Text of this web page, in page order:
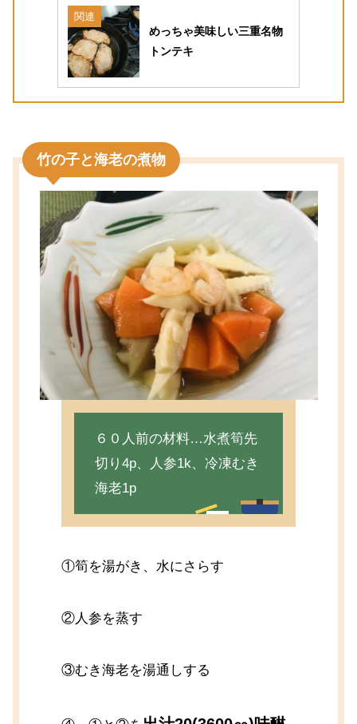
関連
めっちゃ美味しい三重名物
トンテキ
竹の子と海老の煮物
６０人前の材料…水煮筍先
切り4p、人参1k、冷凍むき
海老1p
①筍を湯がき、水にさらす
②人参を蒸す
③むき海老を湯通しする